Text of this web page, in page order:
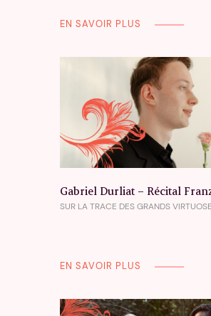
EN SAVOIR PLUS
Gabriel Durliat – Récital
SUR LA TRACE DES GRANDS
EN SAVOIR PLUS